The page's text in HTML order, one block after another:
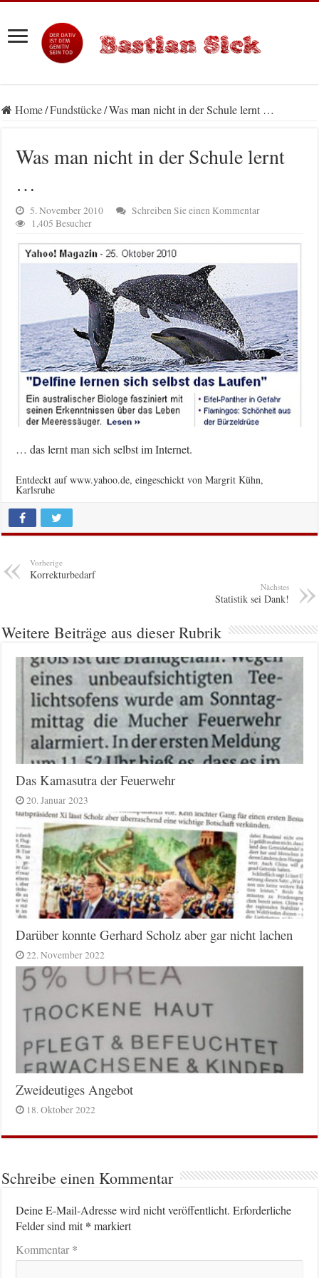
Home/Fundstücke/Was man nicht in der Schule lernt …
Was man nicht in der Schule lernt
…
5. November 2010
Schreiben Sie einen Kommentar
1,405 Besucher
… das lernt man sich selbst im Internet.
Entdeckt auf www.yahoo.de, eingeschickt von Margrit Kühn,
Karlsruhe
Vorherige
Korrekturbedarf
Nächstes
Statistik sei Dank!
Weitere Beiträge aus dieser Rubrik
Das Kamasutra der Feuerwehr
20. Januar 2023
Darüber konnte Gerhard Scholz aber gar nicht lachen
22. November 2022
Zweideutiges Angebot
18. Oktober 2022
Schreibe einen Kommentar
Deine E-Mail-Adresse wird nicht veröffentlicht. Erforderliche
Felder sind mit* markiert
Kommentar*